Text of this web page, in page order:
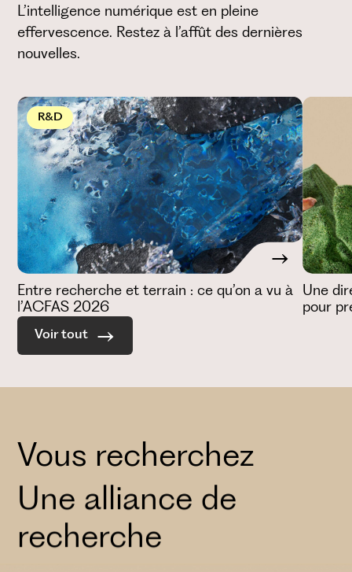
L’intelligence numérique est en pleine
effervescence. Restez à l’affût des dernières
nouvelles.
Voir tout
Entre recherche et terrain : ce qu’on a vu à
l’ACFAS 2026
R&D
Une
pour
Vous recherchez
Un échange
Une alliance de
recherche